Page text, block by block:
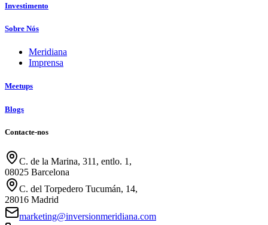
Investimento
Sobre Nós
Meridiana
Imprensa
Meetups
Blogs
Contacte-nos
C. de la Marina, 311, entlo. 1,
08025 Barcelona
C. del Torpedero Tucumán, 14,
28016 Madrid
marketing@inversionmeridiana.com